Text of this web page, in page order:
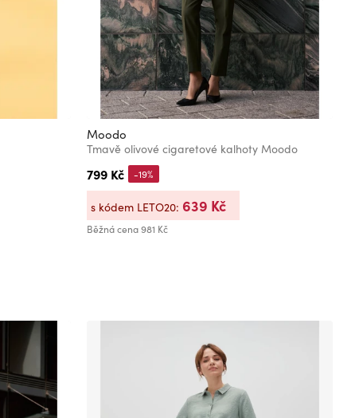
Moodo
Tmavě olivové cigaretové kalhoty Moodo
799 Kč
Běžná cena981 Kč
-19%
s kódem LETO20: 639 Kč